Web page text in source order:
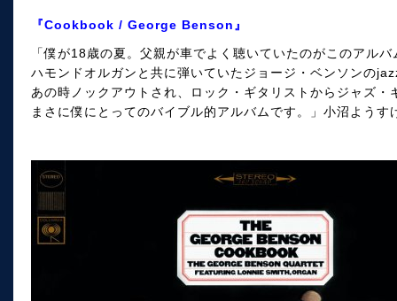
『Cookbook / George Benson』
「僕が18歳の夏。父親が車でよく聴いていたのがこのアルバ
ハモンドオルガンと共に弾いていたジョージ・ベンソンの
あの時ノックアウトされ、ロック・ギタリストからジャズ
まさに僕にとってのバイブル的アルバムです。」小沼ようす